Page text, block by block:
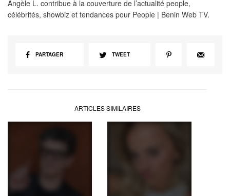
Angèle L. contribue à la couverture de l’actualité people,
célébrités, showbiz et tendances pour People | Benin Web TV.
PARTAGER TWEET
ARTICLES SIMILAIRES